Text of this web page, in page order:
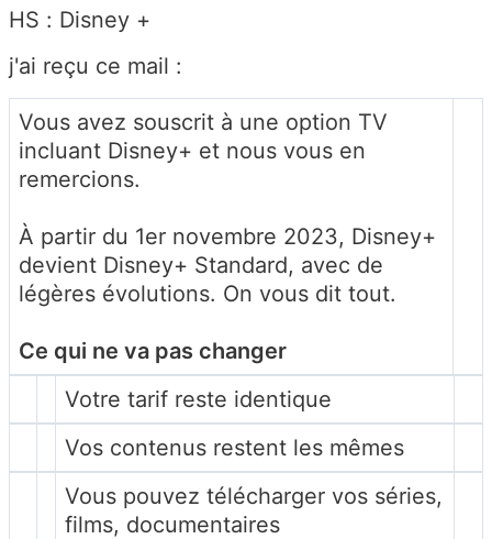
HS : Disney +
j'ai reçu ce mail :
Vous avez souscrit à une option TV
incluant Disney+ et nous vous en
remercions.
À partir du 1er novembre 2023, Disney+
devient Disney+ Standard, avec de
légères évolutions. On vous dit tout.
Ce qui ne va pas changer
Votre tarif reste identique
Vos contenus restent les mêmes
Vous pouvez télécharger vos séries,
films, documentaires